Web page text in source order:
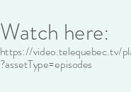
Watch here:
https://video.telequebec.tv/
?assetType=episodes